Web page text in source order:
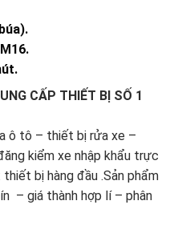
CẤP THIẾT BỊ SỐ 1
ô tô – thiết bị rửa xe –
kiểm xe nhập khẩu trực
bị hàng đầu .Sản phẩm
– giá thành hợp lí – phân